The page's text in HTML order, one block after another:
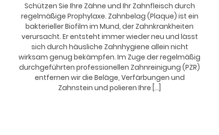
Schützen Sie Ihre Zähne und Ihr Zahnfleisch durch
regelmäßige Prophylaxe. Zahnbelag (Plaque) ist ein
bakterieller Biofilm im Mund, der Zahnkrankheiten
verursacht. Er entsteht immer wieder neu und lässt
sich durch häusliche Zahnhygiene allein nicht
wirksam genug bekämpfen. Im Zuge der regelmäßig
durchgeführten professionellen Zahnreinigung (PZR)
entfernen wir die Beläge, Verfärbungen und
Zahnstein und polieren Ihre [...]